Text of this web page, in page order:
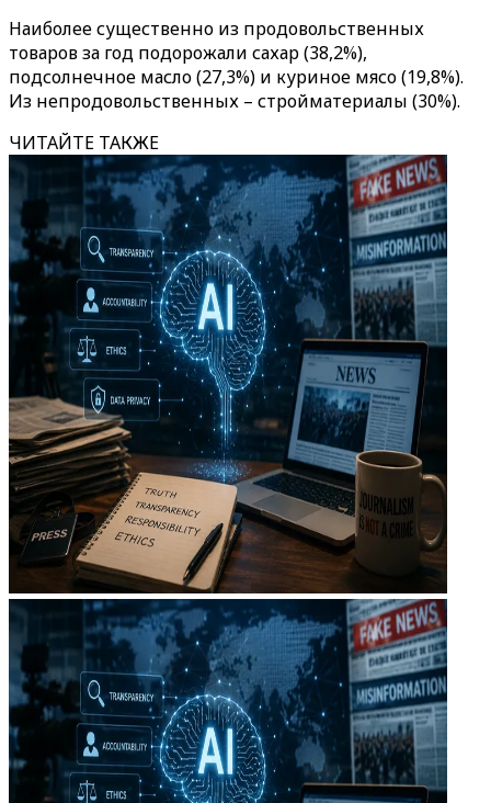
Наиболее существенно из продовольственных
товаров за год подорожали сахар (38,2%),
подсолнечное масло (27,3%) и куриное мясо (19,8%).
Из непродовольственных – стройматериалы (30%).
ЧИТАЙТЕ ТАКЖЕ